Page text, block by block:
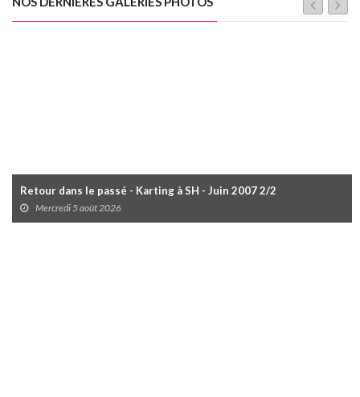
Retour dans le passé - Karting à SH - Juin 2007 2/2
Mercredi 5 août 2026